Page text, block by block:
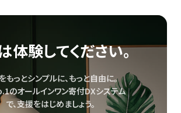
体験してください。
もっとシンプルに、もっと自由に。
のオールインワン寄付DXシステム
で、支援をはじめましょう。